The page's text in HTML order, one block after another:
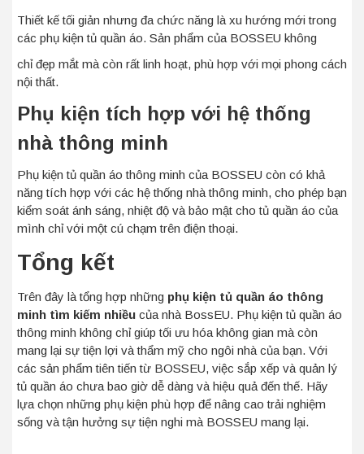
Thiết kế tối giản nhưng đa chức năng là xu hướng mới trong
các phụ kiện tủ quần áo. Sản phẩm của BOSSEU không
chỉ đẹp mắt mà còn rất linh hoạt, phù hợp với mọi phong cách
nội thất.
Phụ kiện tích hợp với hệ thống
nhà thông minh
Phụ kiện tủ quần áo thông minh của BOSSEU còn có khả
năng tích hợp với các hệ thống nhà thông minh, cho phép bạn
kiểm soát ánh sáng, nhiệt độ và bảo mật cho tủ quần áo của
mình chỉ với một cú chạm trên điện thoại.
Tổng kết
Trên đây là tổng hợp những phụ kiện tủ quần áo thông
minh tìm kiếm nhiều của nhà BossEU. Phụ kiện tủ quần áo
thông minh không chỉ giúp tối ưu hóa không gian mà còn
mang lại sự tiện lợi và thẩm mỹ cho ngôi nhà của bạn. Với
các sản phẩm tiên tiến từ BOSSEU, việc sắp xếp và quản lý
tủ quần áo chưa bao giờ dễ dàng và hiệu quả đến thế. Hãy
lựa chọn những phụ kiện phù hợp để nâng cao trải nghiệm
sống và tận hưởng sự tiện nghi mà BOSSEU mang lại.